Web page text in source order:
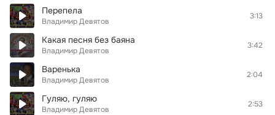
Перепела
Владимир Девятов
3:13
Какая песня без баяна
Владимир Девятов
3:42
Варенька
Владимир Девятов
2:04
Гуляю, гуляю
Владимир Девятов
2:53